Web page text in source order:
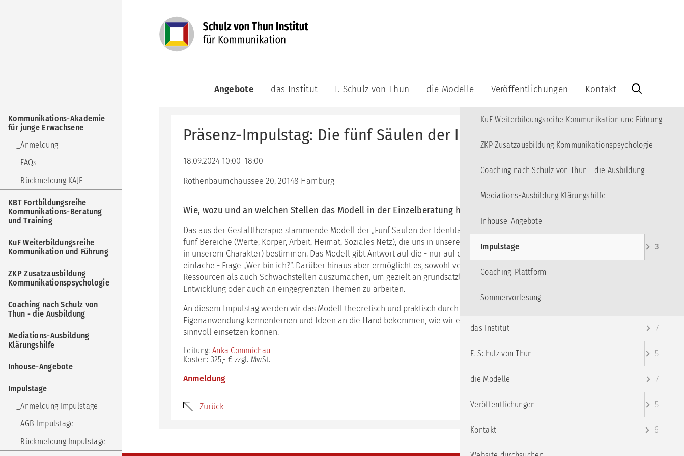
Angebote
junge
Erwachsene
KBT
Kommunikations-
Training
Weiterbildungsreihe
Kommunikation
und
Führung
ZKP
Zusatzausbildung
Kommunikationspsychologie
Coaching
nach
Schulz
Thun
-
Ausbildung
Ausbildung
Klärungshilfe
das Institut
aktuell
das
Berater:innenteam
Philosophie
the
Institute
(English
version)
Kooperationen
F. Schulz von Thun
Thun
von
Thun
Videos
Arbeitskreis
KuK
die Modelle
das
Kommunikationsquadrat
Riemann-
Thomann-
das
und
Entwicklungsquadrat
das
Modell
das
Situationsmodell
Veröffentlichungen
Veröffentlichungen
Bücher
Videos
Kommunikationsquadrat
Holz
Kontakt
Kontakt
Info-
abonnieren
Brief-
Impressum
Präsenz-Impulstag: Die fünf Säulen der Identität als Coachingtool
18.09.2024 10:00–18:00
Rothenbaumchaussee 20, 20148 Hamburg
Wie, wozu und an welchen Stellen das Modell in der Einzelberatung hilfreich sein kann
Das aus der Gestalttherapie stammende Modell der „Fünf Säulen der Identität“ unterscheidet
fünf Bereiche (Werte, Körper, Arbeit, Heimat, Soziales Netz), die uns in unserer Identität (nicht
in unserem Charakter) bestimmen. Das Modell gibt Antwort auf die - nur auf den ersten Blick
einfache - Frage „Wer bin ich?“. Darüber hinaus aber ermöglicht es, sowohl verdeckte
Ressourcen als auch Schwachstellen auszumachen, um gezielt an grundsätzlicher
Entwicklung oder auch an eingegrenzten Themen zu arbeiten.
An diesem Impulstag werden wir das Modell theoretisch und praktisch durch
Eigenanwendung kennenlernen und Ideen an die Hand bekommen, wie wir es im Coaching
sinnvoll einsetzen können.
Leitung: Anka Commichau
Kosten: 325,- € zzgl. MwSt.
Anmeldung
Zurück
überspringen
Kommunikations-Akademie
für junge Erwachsene
Anmeldung
FAQs
Rückmeldung KAJE
KBT Fortbildungsreihe
Kommunikations-Beratung
und Training
KuF Weiterbildungsreihe
Kommunikation und Führung
ZKP Zusatzausbildung
Kommunikationspsychologie
Coaching nach Schulz von
Thun - die Ausbildung
Mediations-Ausbildung
Klärungshilfe
Inhouse-Angebote
Impulstage
Anmeldung Impulstage
AGB Impulstage
Rückmeldung Impulstage
KuF Weiterbildungsreihe Kommunikation und Führung
ZKP Zusatzausbildung Kommunikationspsychologie
Coaching nach Schulz von Thun - die Ausbildung
Mediations-Ausbildung Klärungshilfe
Inhouse-Angebote
Impulstage 3
Coaching-Plattform
Sommervorlesung
das Institut 7
F. Schulz von Thun 5
die Modelle 7
Veröffentlichungen 5
Kontakt 6